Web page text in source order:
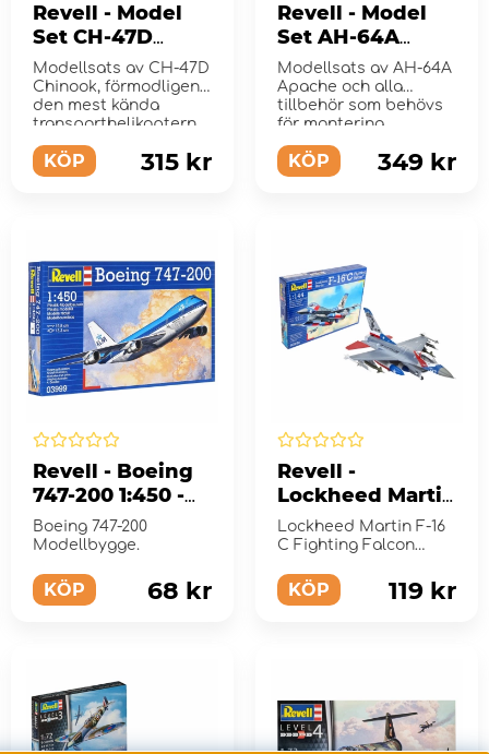
Revell - Model
Set CH-47D
Chinook 1:144
Modellsats av CH-47D
Chinook, förmodligen
den mest kända
transporthelikoptern ...
KÖP 315 kr
Revell - Model
Set AH-64A
Apache 1:72
Modellsats av AH-64A
Apache och alla
tillbehör som behövs
för montering
KÖP 349 kr
Revell - Boeing
747-200 1:450 -
22 Bitar
Boeing 747-200
Modellbygge.
KÖP 68 kr
Revell -
Lockheed Martin
F-16 C Fighting
Falcon 1:144 - 70
Lockheed Martin F-16
C Fighting Falcon
KÖP 119 kr